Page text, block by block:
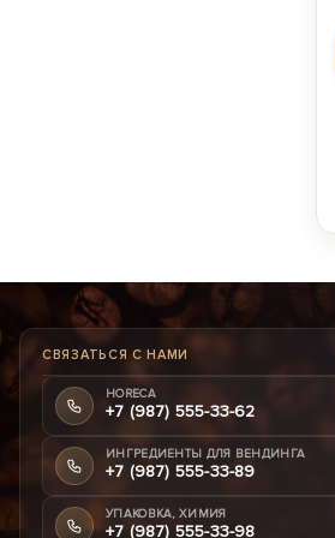
СВЯЗАТЬСЯ С НАМИ
HORECA
+7 (987) 555-33-62
ИНГРЕДИЕНТЫ ДЛЯ ВЕНДИНГА
+7 (987) 555-33-89
УПАКОВКА, ХИМИЯ
+7 (987) 555-33-98